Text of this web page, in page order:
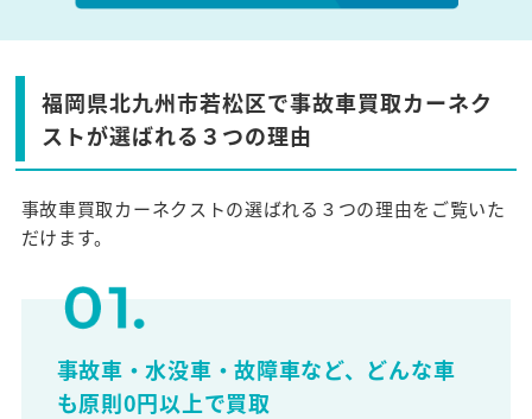
福岡県北九州市若松区で事故車買取カーネク
ストが選ばれる３つの理由
事故車買取カーネクストの選ばれる３つの理由をご覧いた
だけます。
事故車・水没車・故障車など、どんな車
も原則0円以上で買取